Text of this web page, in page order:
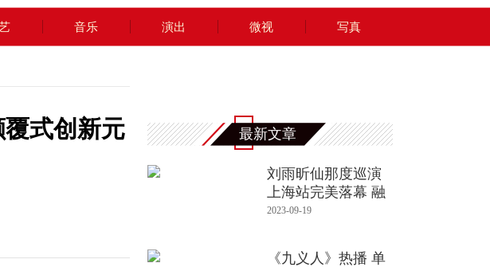
音乐 演出 微视 写真
式创新元
最新文章
刘雨昕仙那度巡演
上海站完美落幕 融
入多个
2023-09-19
《九义人》热播 单